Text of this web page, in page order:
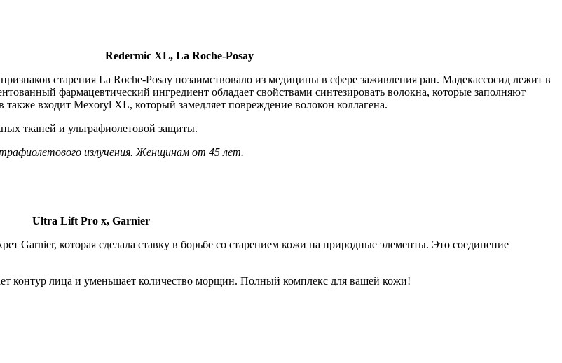
Redermic XL, La Roche-Posay
старения La Roche-Posay позаимствовало из медицины в сфере заживления ран. Мадекассосид лежит в
фармацевтический ингредиент обладает свойствами синтезировать волокна, которые заполняют
входит Mexoryl XL, который замедляет повреждение волокон коллагена.
тканей и ультрафиолетовой защиты.
излучения. Женщинам от 45 лет.
Ultra Lift Pro x, Garnier
Garnier, которая сделала ставку в борьбе со старением кожи на природные элементы. Это соединение
контур лица и уменьшает количество морщин. Полный комплекс для вашей кожи!